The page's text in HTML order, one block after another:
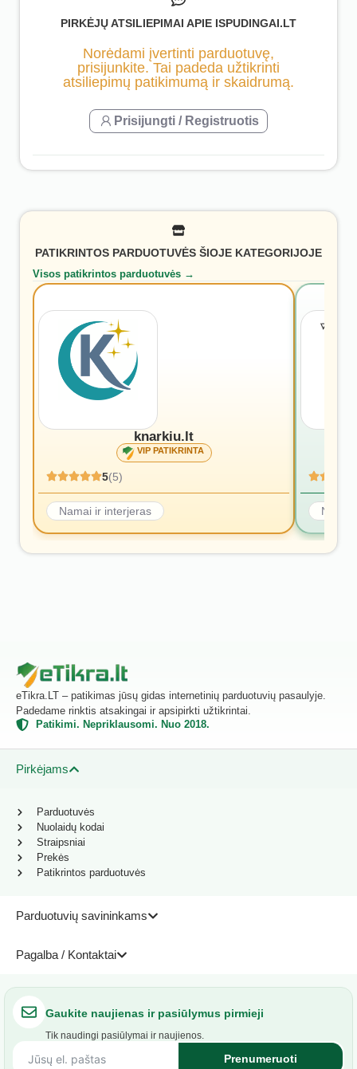
PIRKĖJŲ ATSILIEPIMAI APIE ISPUDINGAI.LT
Norėdami įvertinti parduotuvę,
prisijunkite. Tai padeda užtikrinti
atsiliepimų patikimumą ir skaidrumą.
Prisijungti / Registruotis
PATIKRINTOS PARDUOTUVĖS ŠIOJE KATEGORIJOJE
Visos patikrintos parduotuvės →
knarkiu.lt
VIP PATIKRINTA
5(5)
Namai ir interjeras
eTikra.LT – patikimas jūsų gidas internetinių parduotuvių pasaulyje.
Padedame rinktis atsakingai ir apsipirkti užtikrintai.
Patikimi. Nepriklausomi. Nuo 2018.
Pirkėjams
Parduotuvių savininkams
Pagalba / Kontaktai
Parduotuvės
Nuolaidų kodai
Straipsniai
Prekės
Patikrintos parduotuvės
Gaukite naujienas ir pasiūlymus pirmieji
Tik naudingi pasiūlymai ir naujienos.
Prenumeruoti